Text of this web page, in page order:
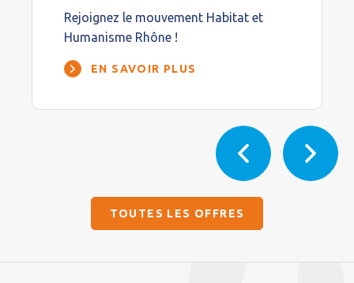
Rejoignez le mouvement Habitat et
Humanisme Rhône !
EN SAVOIR PLUS
TOUTES LES OFFRES